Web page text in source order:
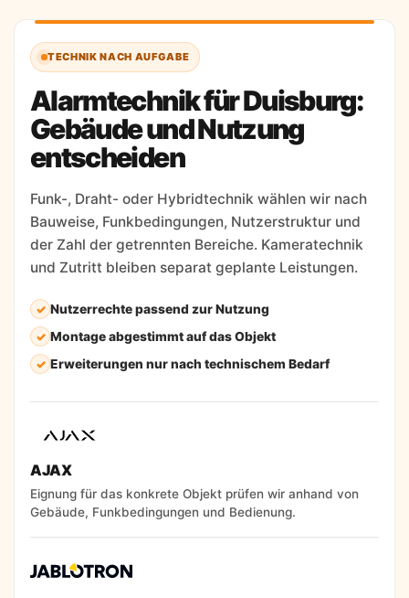
TECHNIK NACH AUFGABE
Alarmtechnik für Duisburg:
Gebäude und Nutzung
entscheiden
Funk-, Draht- oder Hybridtechnik wählen wir nach
Bauweise, Funkbedingungen, Nutzerstruktur und
der Zahl der getrennten Bereiche. Kameratechnik
und Zutritt bleiben separat geplante Leistungen.
Nutzerrechte passend zur Nutzung
Montage abgestimmt auf das Objekt
Erweiterungen nur nach technischem Bedarf
AJAX
Eignung für das konkrete Objekt prüfen wir anhand von
Gebäude, Funkbedingungen und Bedienung.